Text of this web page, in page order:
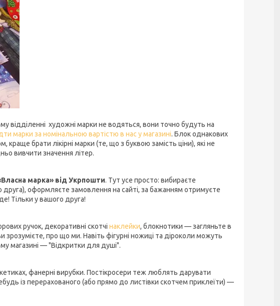
відділенні художні марки не водяться, вони точно будуть на
марки за номінальною вартістю в нас у магазині. Блок однакових
краще брати лікірні марки (те, що з буквою замість ціни), які не
вивчити значення літер.
марка» від Укрпошти. Тут усе просто: вибираєте
оформляєте замовлення на сайті, за бажанням отримуєте
Тільки у вашого друга!
ручок, декоративні скотчі наклейки, блокнотики — загляньте в
зрозумієте, про що ми. Навіть фігурні ножиці та діроколи можуть
магазині — "Відкритки для душі".
фанерні вирубки. Постікросери теж люблять дарувати
із перерахованого (або прямо до листівки скотчем приклеїти) —